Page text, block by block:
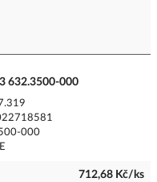
632.3500-000
000
712,68 Kč/ks